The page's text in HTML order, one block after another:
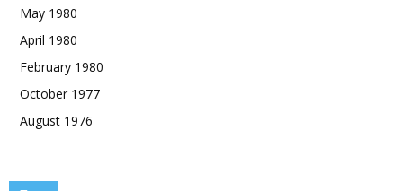
May 1980
April 1980
February 1980
October 1977
August 1976